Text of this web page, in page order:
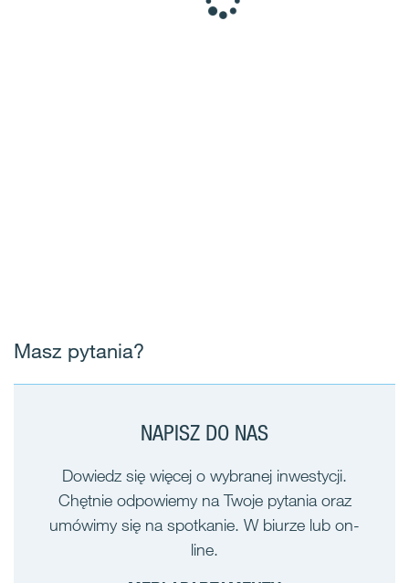
Masz pytania?
NAPISZ DO NAS
Dowiedz się więcej o wybranej inwestycji.
Chętnie odpowiemy na Twoje pytania oraz
umówimy się na spotkanie. W biurze lub on-
line.